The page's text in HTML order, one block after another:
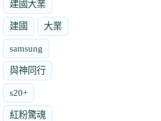
建國大業
建國 大業
samsung
與神同行
s20+
紅粉驚魂